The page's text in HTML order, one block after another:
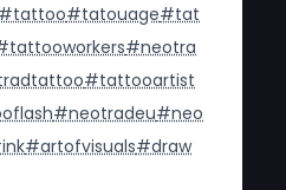
#tattoo#tatouage#tat
#neotra
#tattooartist
#neotradeu#neo
#artofvisuals#draw